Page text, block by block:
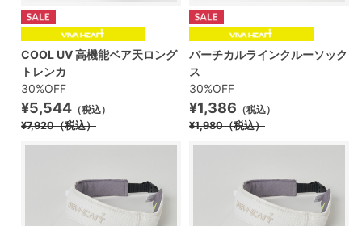
COOL UV 高機能ベア天ロング
トレンカ
30%OFF
¥5,544 （税込）
¥7,920（税込）
バーチカルラインクルーソック
ス
30%OFF
¥1,386 （税込）
¥1,980（税込）